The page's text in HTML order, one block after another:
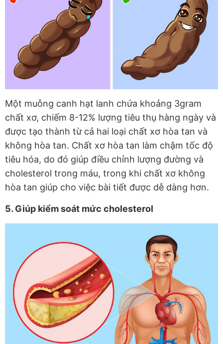
Một muỗng canh hạt lanh chứa khoảng 3gram
chất xơ, chiếm 8-12% lượng tiêu thụ hàng ngày và
được tạo thành từ cả hai loại chất xơ hòa tan và
không hòa tan. Chất xơ hòa tan làm chậm tốc độ
tiêu hóa, do đó giúp điều chỉnh lượng đường và
cholesterol trong máu, trong khi chất xơ không
hòa tan giúp cho việc bài tiết được dễ dàng hơn.
5. Giúp kiểm soát mức cholesterol